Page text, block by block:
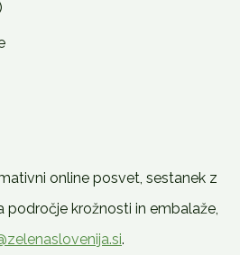
online posvet, sestanek z
področje krožnosti in embalaže,
.